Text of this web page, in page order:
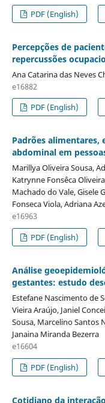
PDF (English)
Percepções de
repercussões
Ana Catarina das Neves
e16882
PDF (English)
Padrões alimentares,
abdominal em
Marillya Oliveira Sousa,
Katrynne Fonsêca
Machado do Vale, Gisele
Fonseca Viola, Adriana
e16963
PDF (English)
Análise
gestantes: estudo
Estefane Nascimento de
Vieira Araújo, Janiel
Sousa, Marcelino Santos
Janaina Miranda Bezerra
e16604
PDF (English)
Cotidiano da